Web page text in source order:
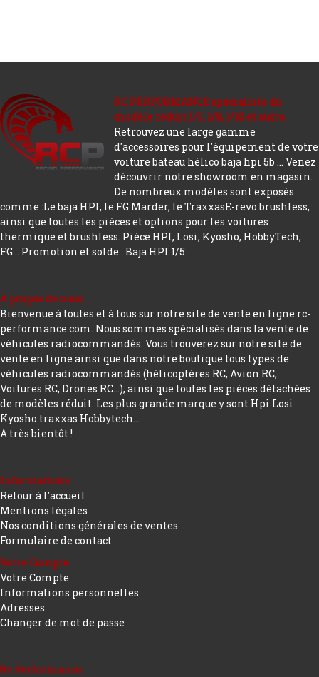
RC PERFORMANCE spécialiste du
modèle réduit 1/5, 1/8, 1/10 et autre.
Retrouvez une large gamme
d'accessoires pour l'équipement de votre
voiture bateau hélico baja hpi 5b ... Venez
découvrir notre showroom en magasin.
De nombreux modèles sont exposés
comme :Le baja HPI, le FG Marder, le TraxxasE-revo brushless,
ainsi que toutes les pièces et options pour les voitures
thermique et brushless. Pièce HPI, Losi, Kyosho, HobbyTech,
FG... Promotion et solde : Baja HPI 1/5
A propos de nous
Bienvenue à toutes et à tous sur notre site de vente en ligne rc-
performance.com. Nous sommes spécialisés dans la vente de
véhicules radiocommandés. Vous trouverez sur notre site de
vente en ligne ainsi que dans notre boutique tous types de
véhicules radiocommandés (hélicoptères RC, Avion RC,
Voitures RC, Drones RC…), ainsi que toutes les pièces détachées
de modèles réduit. Les plus grande marque y sont Hpi Losi
Kyosho traxxas Hobbytech...
A très bientôt !
Informations
Retour à l'accueil
Mentions légales
Nos conditions générales de ventes
Formulaire de contact
Votre Compte
Votre Compte
Informations personnelles
Adresses
Changer de mot de passe
Rc Performance